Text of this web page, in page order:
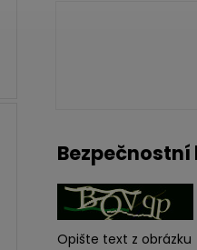
Opište text z obrázku